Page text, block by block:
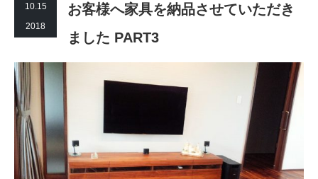
10.15
2018
お客様へ家具を納品させていただき
ました PART3